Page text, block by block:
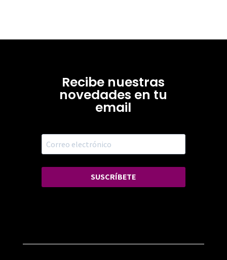
Recibe nuestras
novedades en tu
email
SUSCRÍBETE